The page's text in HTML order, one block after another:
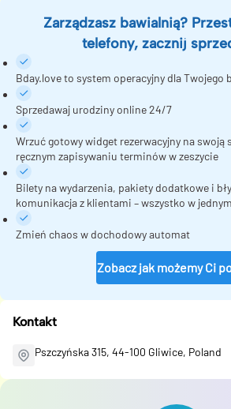
Zarządzasz bawialnią?
telefony, zacznij
Bday.love to system operacyjny dla Twojego
Sprzedawaj urodziny online 24/7
Wrzuć gotowy widget rezerwacyjny na swoją
ręcznym zapisywaniu terminów w zeszycie
Bilety na wydarzenia, pakiety dodatkowe i
komunikacja z klientami – wszystko w
Zmień chaos w dochodowy automat
Zobacz jak możemy Ci
Kontakt
Pszczyńska 315, 44-100 Gliwice, Poland